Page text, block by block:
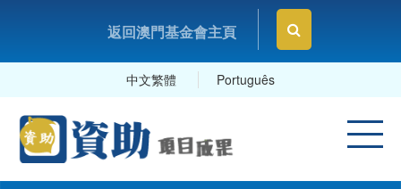
返回澳門基金會主頁
中文繁體 Português